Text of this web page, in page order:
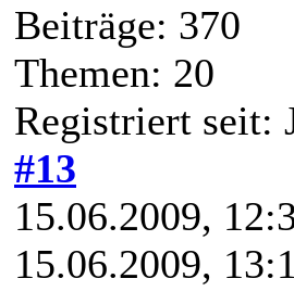
Beiträge: 370
Themen: 20
Registriert seit:
#13
15.06.2009,
15.06.2009,